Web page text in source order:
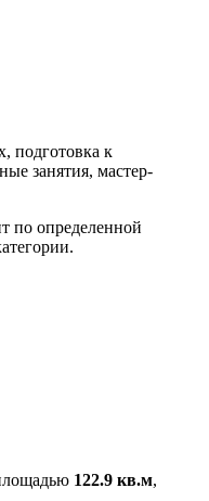
подготовка к
занятия, мастер-
по определенной
122.9 кв.м,